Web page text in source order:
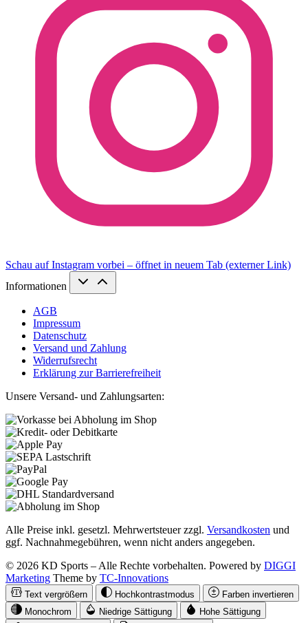
Schau auf Instagram vorbei – öffnet in neuem Tab (externer Link)
Informationen
AGB
Impressum
Datenschutz
Versand und Zahlung
Widerrufsrecht
Erklärung zur Barrierefreiheit
Unsere Versand- und Zahlungsarten:
Alle Preise inkl. gesetzl. Mehrwertsteuer zzgl. Versandkosten und
ggf. Nachnahmegebühren, wenn nicht anders angegeben.
© 2026 KD Sports – Alle Rechte vorbehalten. Powered by DIGGI
Marketing Theme by TC-Innovations
Text vergrößern Hochkontrastmodus
Farben invertieren
Monochrom
Niedrige Sättigung Hohe Sättigung